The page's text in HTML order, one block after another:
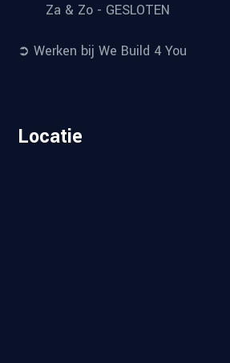
Za & Zo - GESLOTEN
➲ Werken bij We Build 4 You
Locatie